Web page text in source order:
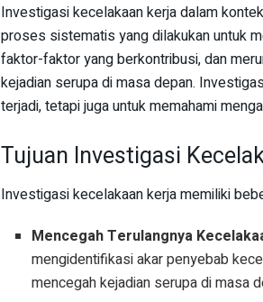
Investigasi kecelakaan kerja dalam
proses sistematis yang dilakukan untuk
faktor-faktor yang berkontribusi, dan
kejadian serupa di masa depan.
terjadi, tetapi juga untuk memahami
Tujuan Investigasi
Investigasi kecelakaan kerja memiliki
Mencegah Terulangnya
mengidentifikasi akar penyebab
mencegah kejadian serupa di masa